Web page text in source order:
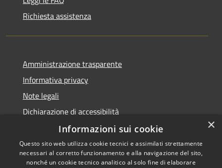
Richiesta assistenza
Amministrazione trasparente
Informativa privacy
Note legali
Dichiarazione di accessibilità
Copyright © 2026 • Comune di
×
Informazioni sui cookie
Questo sito web utilizza cookie tecnici e assimilati strettamente
necessari al corretto funzionamento e alla navigazione del sito,
nonché un cookie tecnico analitico al solo fine di elaborare